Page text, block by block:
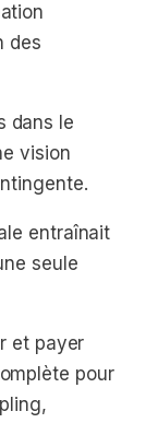
des
dans le
vision
entraînait
seule
et payer
pour